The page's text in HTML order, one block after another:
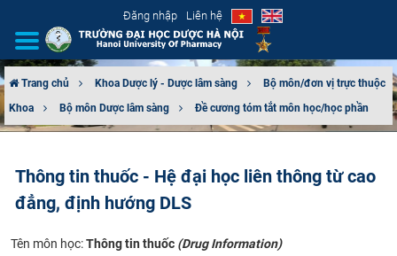
Đăng nhập Liên hệ
GIỚI THIỆU
TUYỂN SINH
ĐÀO TẠO
Trang chủ Khoa Dược lý - Dược lâm sàng
Bộ môn/đơn vị trực thuộc
Khoa
Bộ môn Dược lâm sàng Đề cương tóm tắt môn học/học phần
Thông tin thuốc - Hệ đại học liên thông từ cao
đẳng, định hướng DLS
Tên môn học:Thông tin thuốc (Drug Information)